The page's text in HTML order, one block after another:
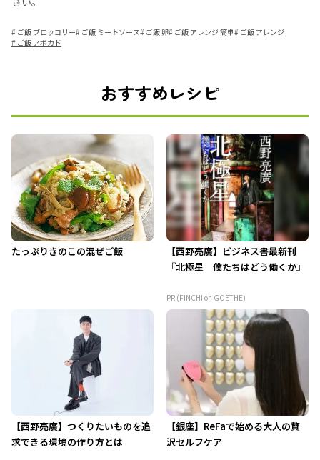
# ご飯 ブロッコリー# ご飯 ミートソース# ご飯 卵# ご飯 アレンジ 簡単# ご飯 アレンジ
# ご飯 アボカド
おすすめレシピ
たっぷりきのこの混ぜご飯
【西野亮廣】ビジネス書最新刊
『北極星 僕たちはどう働くか』
PR (FINCHI on GOETHE)
【西野亮廣】つくりたいものを追
求できる環境の作り方とは
【銀座】ReFaで始める大人の贅
沢セルフケア